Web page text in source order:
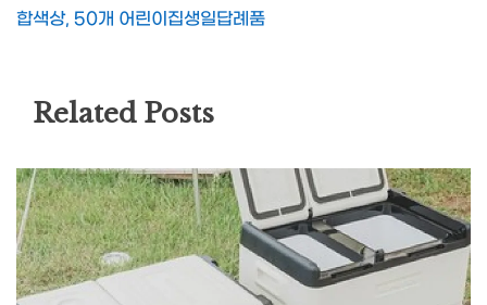
합색상, 50개 어린이집생일답례품
Related Posts